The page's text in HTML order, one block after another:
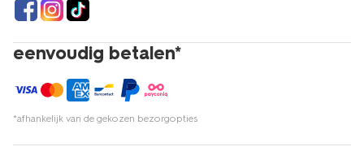
eenvoudig betalen*
*afhankelijk van de gekozen bezorgopties